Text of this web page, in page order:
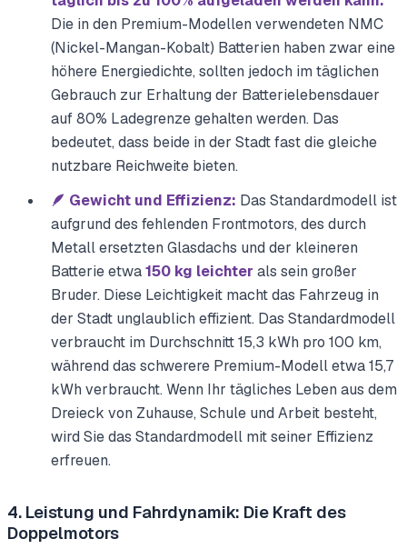
Die in den Premium-Modellen verwendeten NMC
(Nickel-Mangan-Kobalt) Batterien haben zwar eine
höhere Energiedichte, sollten jedoch im täglichen
Gebrauch zur Erhaltung der Batterielebensdauer
auf 80% Ladegrenze gehalten werden. Das
bedeutet, dass beide in der Stadt fast die gleiche
nutzbare Reichweite bieten.
🪶 Gewicht und Effizienz: Das Standardmodell ist
aufgrund des fehlenden Frontmotors, des durch
Metall ersetzten Glasdachs und der kleineren
Batterie etwa150 kg leichter als sein großer
Bruder. Diese Leichtigkeit macht das Fahrzeug in
der Stadt unglaublich effizient. Das Standardmodell
verbraucht im Durchschnitt 15,3 kWh pro 100 km,
während das schwerere Premium-Modell etwa 15,7
kWh verbraucht. Wenn Ihr tägliches Leben aus dem
Dreieck von Zuhause, Schule und Arbeit besteht,
wird Sie das Standardmodell mit seiner Effizienz
erfreuen.
4. Leistung und Fahrdynamik: Die Kraft des
Doppelmotors